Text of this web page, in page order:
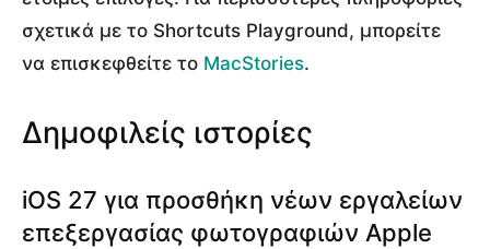
σχετικά με το Shortcuts Playground, μπορείτε
να επισκεφθείτε το MacStories.
Δημοφιλείς ιστορίες
iOS 27 για προσθήκη νέων εργαλείων
επεξεργασίας φωτογραφιών Apple